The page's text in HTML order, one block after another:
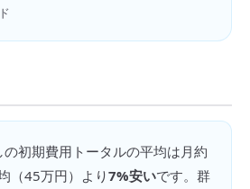
の初期費用トータルの平均は月約
（45万円）より7%安いです。 群